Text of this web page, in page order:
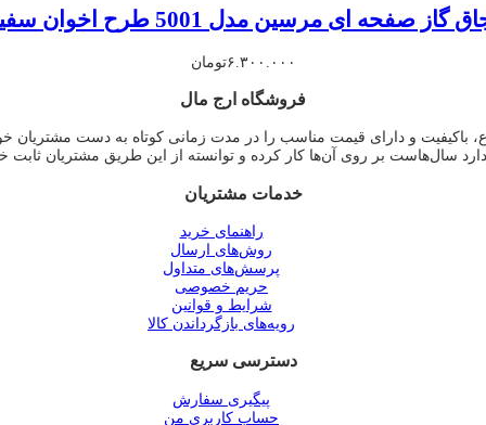
گاز صفحه ای مرسین مدل 5001 طرح اخوان سفید
۶.۳۰۰.۰۰۰تومان
فروشگاه ارج مال
باکیفیت و دارای قیمت مناسب را در مدت زمانی کوتاه به دست
دارد سال‌هاست بر روی آن‌ها کار کرده و توانسته از این طریق مشتریان ثابت
خدمات مشتریان
راهنمای خرید
روش‌های ارسال
پرسش‌های متداول
حریم خصوصی
شرایط و قوانین
رویه‌های بازگرداندن کالا
دسترسی سریع
پیگیری سفارش
حساب کاربری من